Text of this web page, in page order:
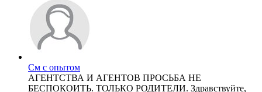
См с опытом
АГЕНТСТВА И АГЕНТОВ ПРОСЬБА НЕ
БЕСПОКОИТЬ. ТОЛЬКО РОДИТЕЛИ. Здравствуйте,